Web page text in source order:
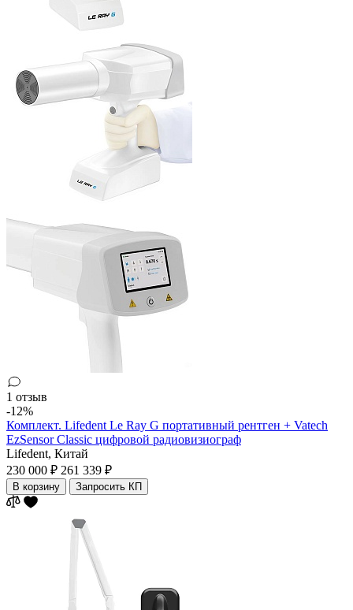
1 отзыв
-12%
Комплект. Lifedent Le Ray G портативный рентген + Vatech
EzSensor Classic цифровой радиовизиограф
Lifedent, Китай
230 000 ₽ 261 339 ₽
В корзину Запросить КП